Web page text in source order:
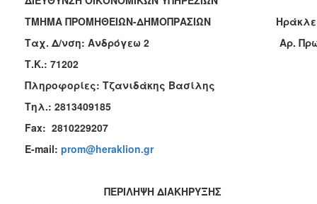
2017
2016
2015
2013
2012
2011
2010
2006
ΤΜΗΜΑ ΠΡΟΜΗΘΕΙΩΝ-ΔΗΜΟΠΡΑΣΙΩΝ
Ταχ. Δ/νση: Ανδρόγεω 2 Αρ.
Τ.Κ.: 71202
Πληροφορίες: Τζανιδάκης Βασίλης
Τηλ.: 2813409185
Fax: 2810229207
E-mail: prom@heraklion.gr
ΠΕΡΙΛΗΨΗ ΔΙΑΚΗΡΥΞΗΣ